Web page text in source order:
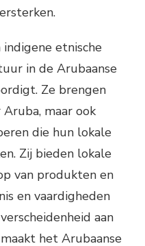
etnische
in de Arubaanse
Ze brengen
maar ook
die hun lokale
Zij bieden lokale
van produkten en
en vaardigheden
aan
het Arubaanse